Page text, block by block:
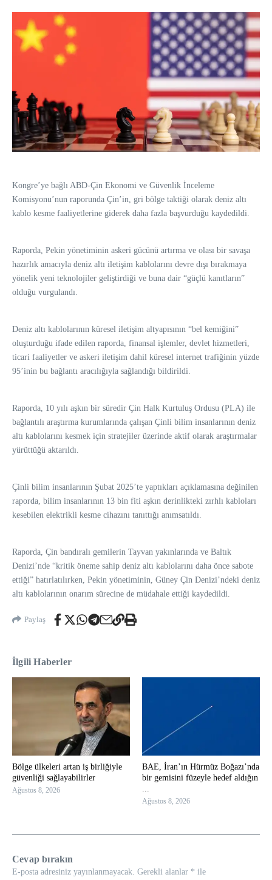
Kongre’ye bağlı ABD-Çin Ekonomi ve Güvenlik İnceleme
Komisyonu’nun raporunda Çin’in, gri bölge taktiği olarak deniz altı
kablo kesme faaliyetlerine giderek daha fazla başvurduğu kaydedildi.
Raporda, Pekin yönetiminin askeri gücünü artırma ve olası bir savaşa
hazırlık amacıyla deniz altı iletişim kablolarını devre dışı bırakmaya
yönelik yeni teknolojiler geliştirdiği ve buna dair “güçlü kanıtların”
olduğu vurgulandı.
Deniz altı kablolarının küresel iletişim altyapısının “bel kemiğini”
oluşturduğu ifade edilen raporda, finansal işlemler, devlet hizmetleri,
ticari faaliyetler ve askeri iletişim dahil küresel internet trafiğinin yüzde
95’inin bu bağlantı aracılığıyla sağlandığı bildirildi.
Raporda, 10 yılı aşkın bir süredir Çin Halk Kurtuluş Ordusu (PLA) ile
bağlantılı araştırma kurumlarında çalışan Çinli bilim insanlarının deniz
altı kablolarını kesmek için stratejiler üzerinde aktif olarak araştırmalar
yürüttüğü aktarıldı.
Çinli bilim insanlarının Şubat 2025’te yaptıkları açıklamasına değinilen
raporda, bilim insanlarının 13 bin fiti aşkın derinlikteki zırhlı kabloları
kesebilen elektrikli kesme cihazını tanıttığı anımsatıldı.
Raporda, Çin bandıralı gemilerin Tayvan yakınlarında ve Baltık
Denizi’nde “kritik öneme sahip deniz altı kablolarını daha önce sabote
ettiği” hatırlatılırken, Pekin yönetiminin, Güney Çin Denizi’ndeki deniz
altı kablolarının onarım sürecine de müdahale ettiği kaydedildi.
Paylaş
İlgili Haberler
Bölge ülkeleri artan iş birliğiyle
güvenliği sağlayabilirler
Ağustos 8, 2026
BAE, İran’ın Hürmüz Boğazı’nda
bir gemisini füzeyle hedef aldığın
Ağustos 8, 2026
Cevap bırakın
E-posta adresiniz yayınlanmayacak. Gerekli alanlar * ile